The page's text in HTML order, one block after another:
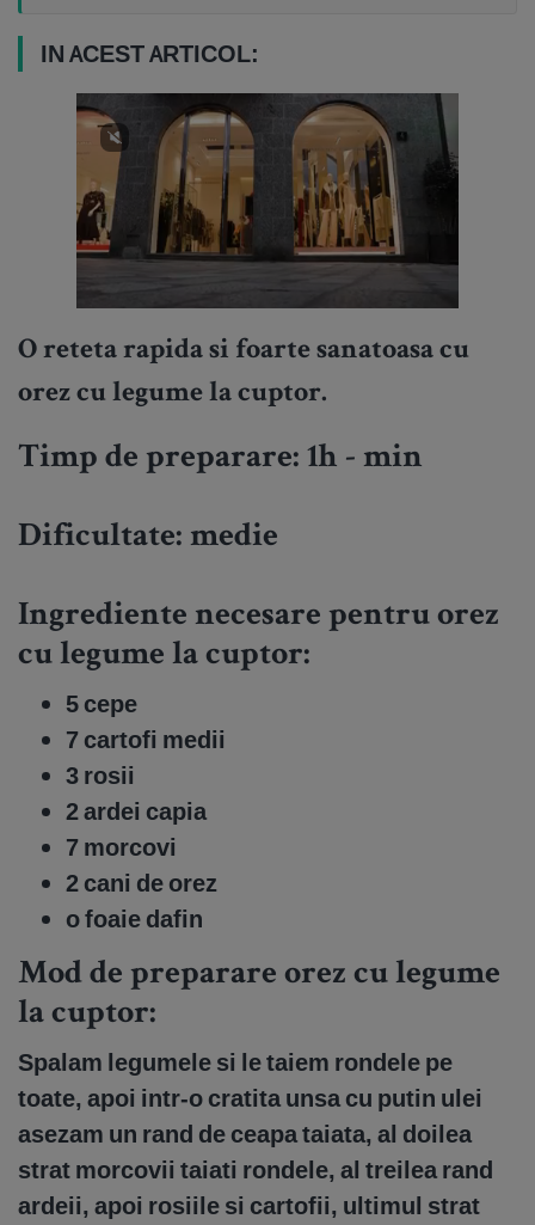
IN ACEST ARTICOL:
O reteta rapida si foarte sanatoasa cu
orez cu legume la cuptor.
Timp de preparare: 1h - min
Dificultate: medie
Ingrediente necesare pentru orez
cu legume la cuptor:
5 cepe
7 cartofi medii
3 rosii
2 ardei capia
7 morcovi
2 cani de orez
o foaie dafin
Mod de preparare orez cu legume
la cuptor:
Spalam legumele si le taiem rondele pe
toate, apoi intr-o cratita unsa cu putin ulei
asezam un rand de ceapa taiata, al doilea
strat morcovii taiati rondele, al treilea rand
ardeii, apoi rosiile si cartofii, ultimul strat